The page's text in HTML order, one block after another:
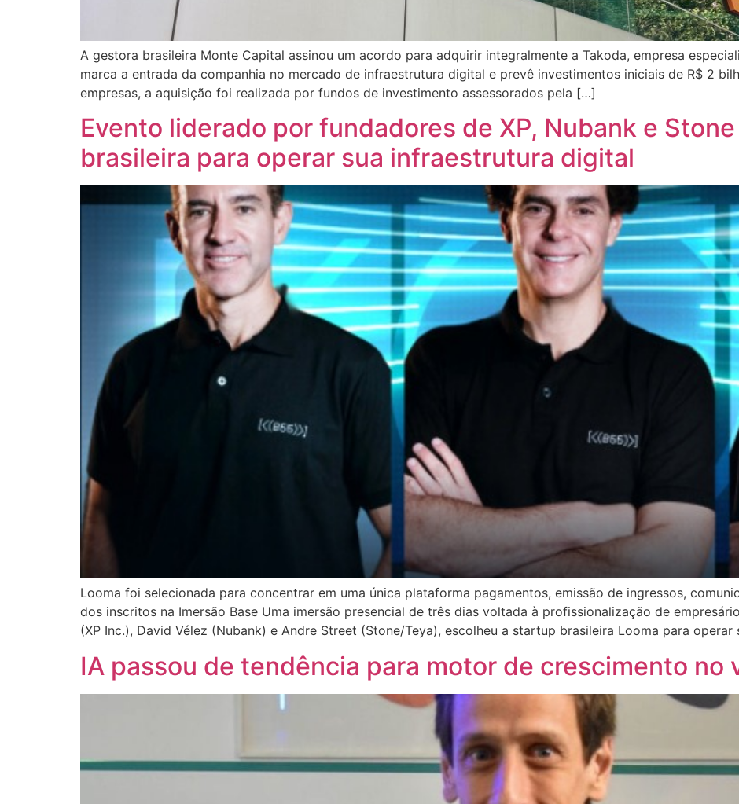
A gestora brasileira Monte Capital assinou um acordo para adquirir integralmente a Takoda, empresa
marca a entrada da companhia no mercado de infraestrutura digital e prevê investimentos iniciais de R$ 2
empresas, a aquisição foi realizada por fundos de investimento assessorados pela […]
Evento liderado por fundadores de XP, Nubank e
brasileira para operar sua infraestrutura digital
Looma foi selecionada para concentrar em uma única plataforma pagamentos, emissão de ingressos,
dos inscritos na Imersão Base Uma imersão presencial de três dias voltada à profissionalização de
(XP Inc.), David Vélez (Nubank) e Andre Street (Stone/Teya), escolheu a startup brasileira Looma para operar
IA passou de tendência para motor de crescimento no